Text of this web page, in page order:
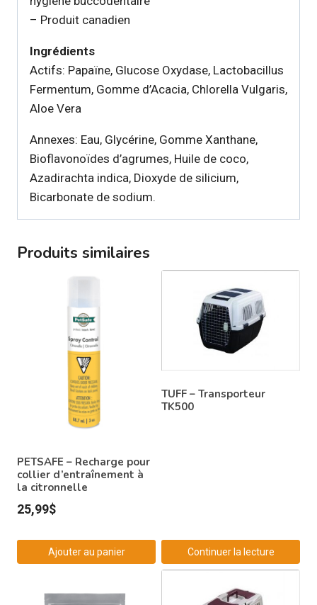
– Produit canadien
Ingrédients
Actifs: Papaïne, Glucose Oxydase, Lactobacillus
Fermentum, Gomme d’Acacia, Chlorella Vulgaris,
Aloe Vera
Annexes: Eau, Glycérine, Gomme Xanthane,
Bioflavonoïdes d’agrumes, Huile de coco,
Azadirachta indica, Dioxyde de silicium,
Bicarbonate de sodium.
Produits similaires
PETSAFE – Recharge pour
collier d’entraînement à
la citronnelle
25,99$
Ajouter au panier
TUFF – Transporteur
TK500
Continuer la lecture